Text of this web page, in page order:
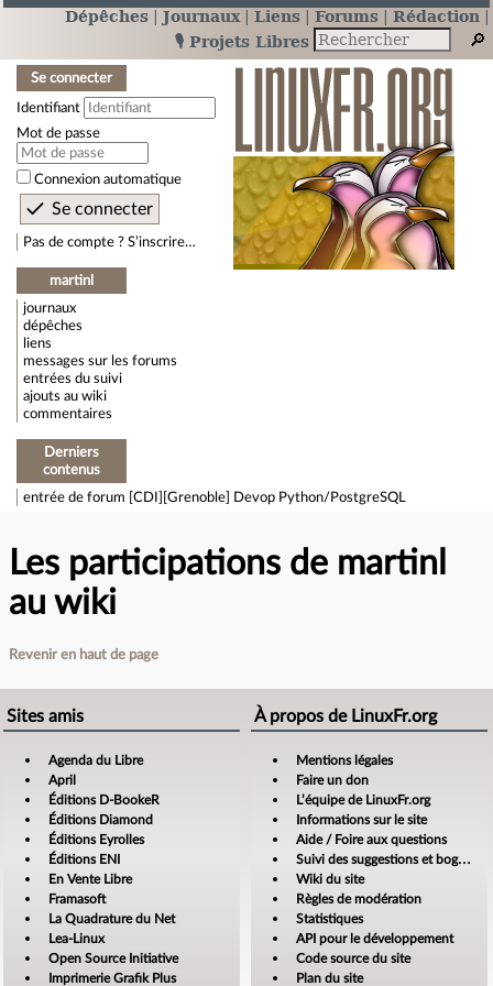
Dépêches Journaux Liens Forums
Rédaction
🎙️ Projets Libres
Se connecter
Identifiant
Mot de passe
Connexion automatique
Pas de compte ? S’inscrire…
martinl
journaux
dépêches
liens
messages sur les forums
entrées du suivi
ajouts au wiki
commentaires
Derniers
contenus
entrée de forum [CDI][Grenoble] Devop Python/PostgreSQL
Les participations de martinl
au wiki
Revenir en haut de page
Sites amis
Agenda du Libre
April
Éditions D-BookeR
Éditions Diamond
Éditions Eyrolles
Éditions ENI
En Vente Libre
Framasoft
La Quadrature du Net
Lea-Linux
Open Source Initiative
Imprimerie Grafik Plus
À propos de LinuxFr.org
Mentions légales
Faire un don
L’équipe de LinuxFr.org
Informations sur le site
Aide / Foire aux questions
Suivi des suggestions et bogues
Wiki du site
Règles de modération
Statistiques
API pour le développement
Code source du site
Plan du site